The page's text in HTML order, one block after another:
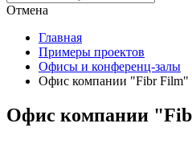
Отмена
Главная
Примеры проектов
Офисы и конференц-залы
Офис компании "Fibr Film"
Офис компании